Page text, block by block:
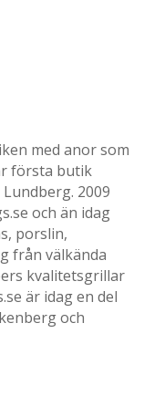
med anor som
första butik
2009
och än idag
porslin,
från välkända
kvalitetsgrillar
är idag en del
och